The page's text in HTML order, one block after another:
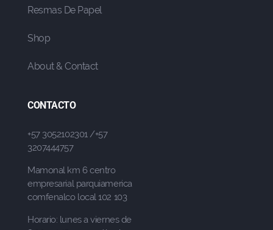
Resmas De Papel
Shop
About & Contact
CONTACTO
+57 3052102301 /+57
3207444757
Mamonal km 6 centro
empresarial parquiamerica
comfenalco local 102 103
Horario: lunes a viernes de